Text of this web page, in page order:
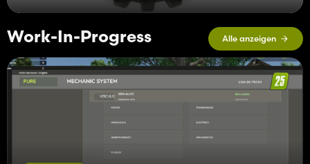
Work-In-Progress Alle anzeigen